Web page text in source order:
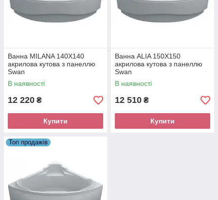
Ванна MILANA 140Х140
акрилова кутова з панеллю
Swan
В наявності
12 220 ₴
Купити
Ванна ALIA 150Х150
акрилова кутова з панеллю
Swan
В наявності
12 510 ₴
Купити
Топ продажів